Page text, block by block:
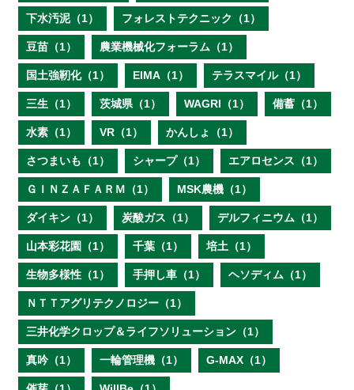
下水汚泥（1） フォレストテクニック（1）
豆苗（1） 農業機械化フォーラム（1）
国土強靭化（1） EIMA（1） テラスマイル（1）
三生（1） 茨城県（1） WAGRI（1） 備蓄（1）
水素（1） VR（1） かんしょ（1）
さつまいも（1） シャープ（1） エアロセンス（1）
ＧＩＮＺＡＦＡＲＭ（1） MSK農機（1）
ダイキン（1） 炭酸ガス（1） デルフィニウム（1）
山本彩花園（1） 千葉（1） 培土（1）
生物多様性（1） 手押し車（1） ヘソディム（1）
ＮＴＴアグリテクノロジー（1）
三井化学クロップ＆ライフソリューション（1）
真吟（1） 一輪管理機（1） G-MAX（1）